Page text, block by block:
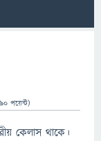
পয়েন্ট)
কেলাস থাকে।